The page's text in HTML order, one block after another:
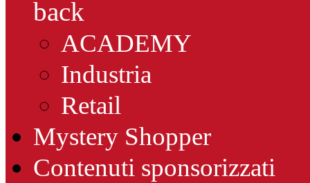
back
ACADEMY
Industria
Retail
Mystery Shopper
Contenuti sponsorizzati